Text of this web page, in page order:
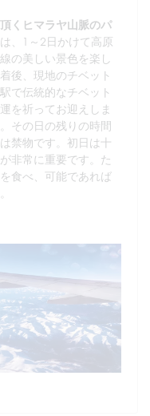
くヒマラヤ山脈のパ
、1～2日かけて高原
の美しい景色を楽し
後、現地のチベット
で伝統的なチベット
を祈ってお迎えしま
その日の残りの時間
禁物です。初日は十
非常に重要です。た
食べ、可能であれば